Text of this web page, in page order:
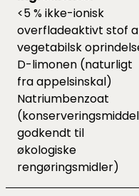
<5 % ikke-ionisk
overfladeaktivt stof
vegetabilsk
D-limonen (naturligt
fra appelsinskal)
Natriumbenzoat
(konserveringsmiddel
godkendt til
økologiske
rengøringsmidler)